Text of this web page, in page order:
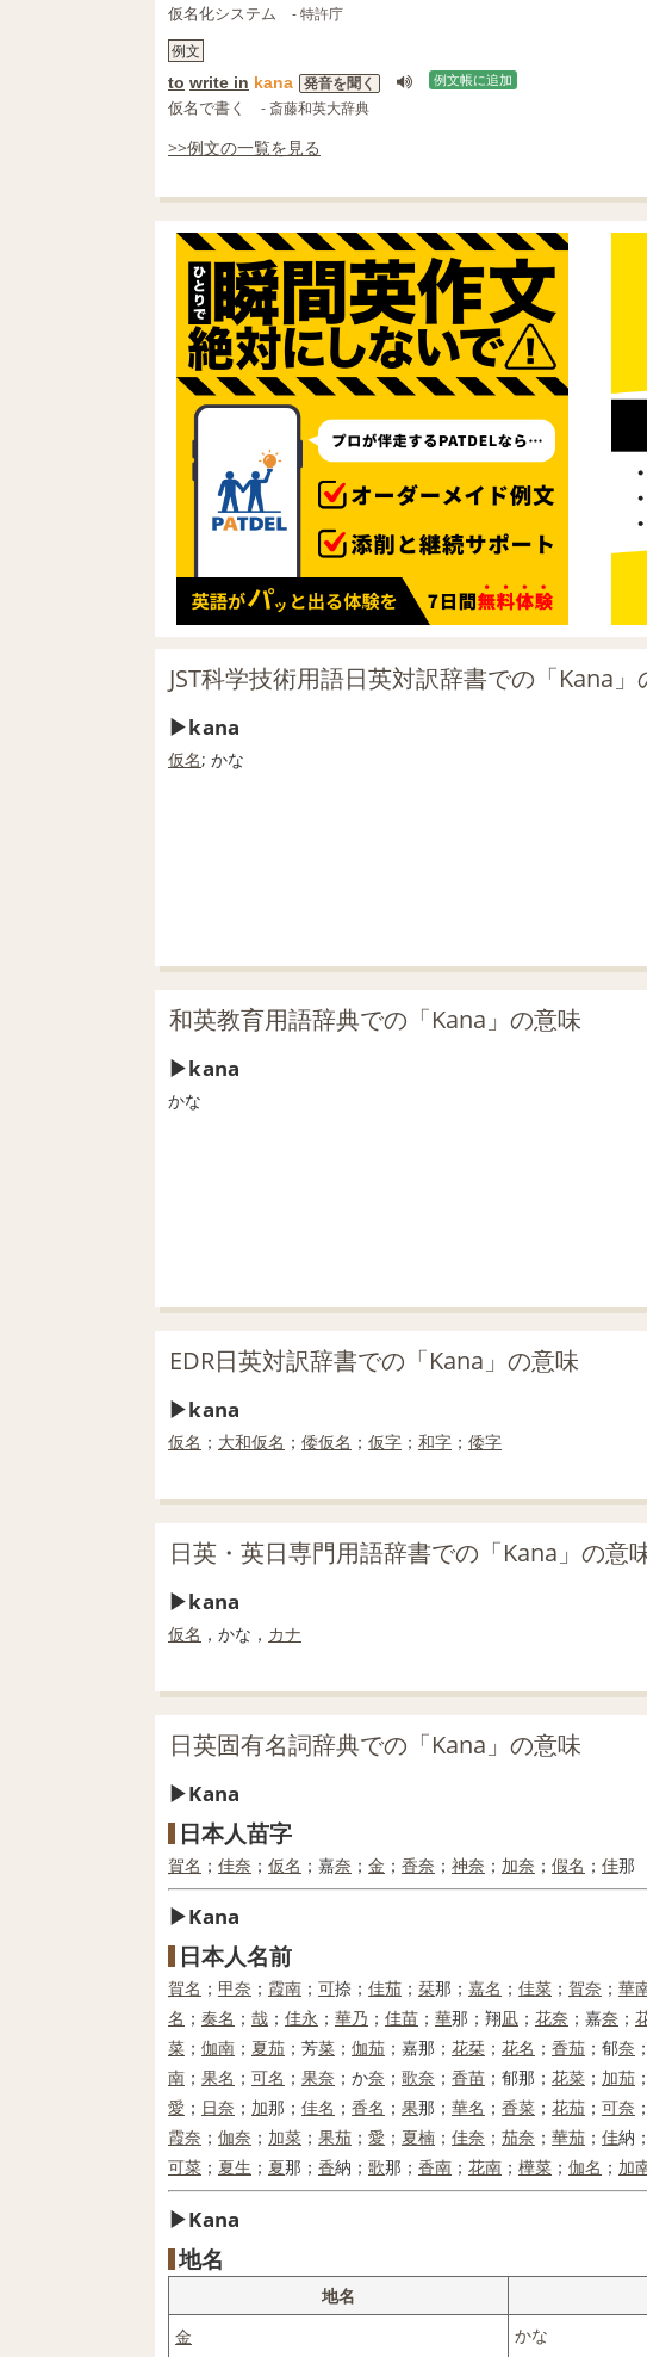
仮名化システム
- 特許庁
例文
to write in kana 発音を聞く 例文帳に追加
仮名で書く - 斎藤和英大辞典
>>例文の一覧を見る
JST科学技術用語日英対訳辞書での「Kana」
kana
仮名; かな
和英教育用語辞典での「Kana」の意味
kana
かな
EDR日英対訳辞書での「Kana」の意味
kana
仮名 ； 大和仮名 ； 倭仮名 ； 仮字 ； 和字 ； 倭字
日英・英日専門用語辞書での「Kana」の意
kana
仮名 ，かな， カナ
日英固有名詞辞典での「Kana」の意味
Kana
日本人苗字
賀名 ； 佳奈 ； 仮名 ；嘉奈 ； 金 ； 香奈 ； 神奈 ； 加奈 ； 假名 ； 佳那
Kana
日本人名前
賀名 ； 甲奈 ； 霞南 ； 可捺； 佳茄 ； 栞那； 嘉名 ； 佳菜 ； 賀奈 ； 華
名 ； 奏名 ； 哉 ； 佳永 ； 華乃 ； 佳苗 ； 華那；翔凪 ； 花奈 ；嘉奈 ；
菜 ； 伽南 ； 夏茄 ；芳菜 ； 伽茄 ；嘉那； 花栞 ； 花名 ； 香茄 ；郁奈 ；
南 ； 果名 ； 可名 ； 果奈 ；か奈 ； 歌奈 ； 香苗 ；郁那； 花菜 ； 加茄 ；
愛 ； 日奈 ； 加那； 佳名 ； 香名 ； 果那； 華名 ； 香菜 ； 花茄 ； 可奈 ；
霞奈 ； 伽奈 ； 加菜 ； 果茄 ； 愛 ； 夏楠 ； 佳奈 ； 茄奈 ； 華茄 ； 佳納；
可菜 ； 夏生 ； 夏那； 香納； 歌那； 香南 ； 花南 ； 樺菜 ； 伽名 ； 加
Kana
地名
地名
金
かな